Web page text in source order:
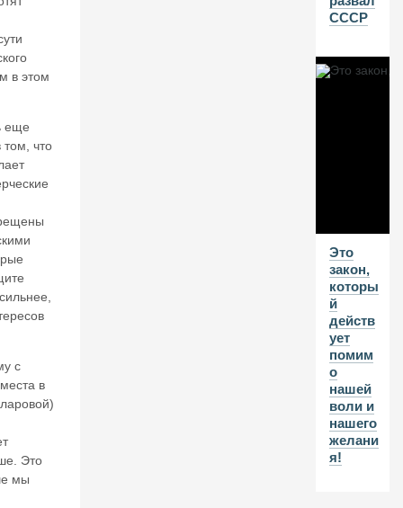
20
А
л
нт
н
К
о
н
11
2-
и
ю
в этом
еще
что
с
в
Это
мы
СССР
Это
закон,
которы
й
действ
ует
помим
о
нашей
воли и
нашего
желани
я!